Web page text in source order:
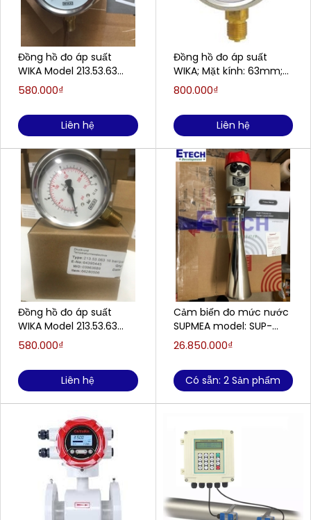
Đồng hồ đo áp suất
WIKA Model 213.53.63
(0;25) Bar 1/4"NPT, LM
580.000₫
Liên hệ
Đồng hồ đo áp suất
WIKA Model 213.53.63
(0;16) Bar 1/4"NPT, LM
580.000₫
Liên hệ
Đồng hồ đo áp suất
WIKA; Mặt kính: 63mm;
Model: 213.53; Dải đo:
800.000₫
Liên hệ
Cảm biến đo mức nước
SUPMEA model: SUP-
RD908 (dải đo: 0-30m)
Điện...)
26.850.000₫
Có sẵn: 2 Sản phẩm